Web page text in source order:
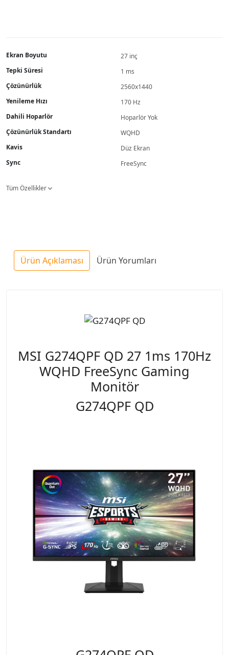
Ekran Boyutu
27 inç
Tepki Süresi
1 ms
Çözünürlük
2560x1440
Yenileme Hızı
170 Hz
Dahili Hoparlör
Hoparlör Yok
Çözünürlük Standartı
WQHD
Kavis
Düz Ekran
Sync
FreeSync
Tüm Özellikler
Ürün Açıklaması Ürün Yorumları
MSI G274QPF QD 27 1ms 170Hz
WQHD FreeSync Gaming
Monitör
G274QPF QD